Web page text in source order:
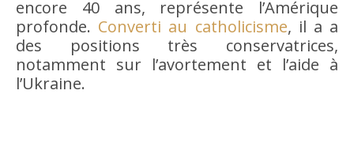
encore 40 ans, représente l’Amérique
profonde. Converti au catholicisme, il a a
des positions très conservatrices,
notamment sur l’avortement et l’aide à
l’Ukraine.